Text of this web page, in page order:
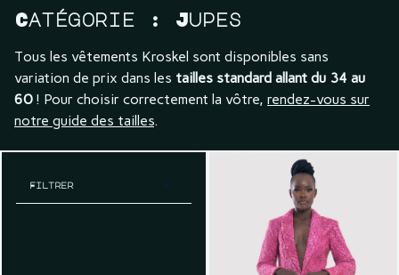
Catégorie : Jupes
Tous les vêtements Kroskel sont disponibles sans
variation de prix dans les tailles standard allant du 34 au
60! Pour choisir correctement la vôtre, rendez-vous sur
notre guide des tailles.
Filtrer